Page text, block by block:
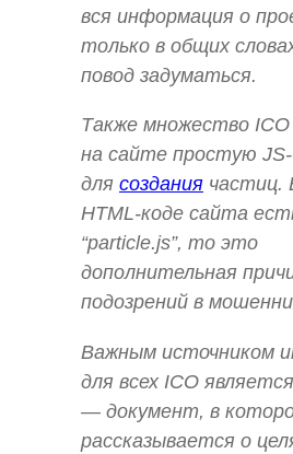
вся информация о
только в общих
повод задуматься.
Также множество
на сайте простую
для создания частиц.
HTML-коде сайта
“particle.js”, то это
дополнительная
подозрений в
Важным источником
для всех ICO
— документ, в
рассказывается о